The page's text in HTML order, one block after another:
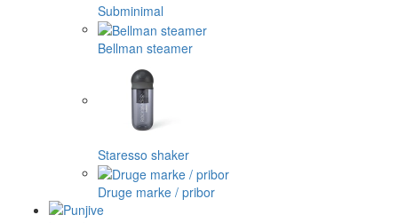
Subminimal
Bellman steamer
Staresso shaker
Druge marke / pribor